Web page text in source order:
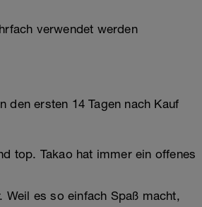
verwendet werden
den ersten 14 Tagen nach Kauf
top. Takao hat immer ein offenes
Weil es so einfach Spaß macht,